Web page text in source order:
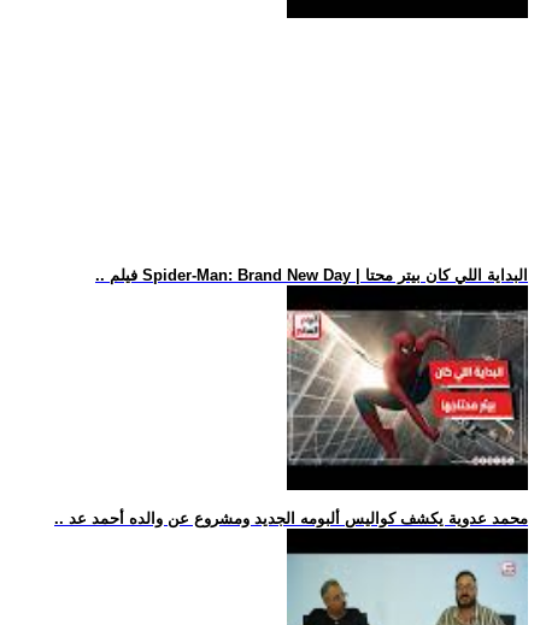
.. فيلم Spider-Man: Brand New Day | البداية اللي كان بيتر محتا
.. محمد عدوية يكشف كواليس ألبومه الجديد ومشروع عن والده أحمد عد